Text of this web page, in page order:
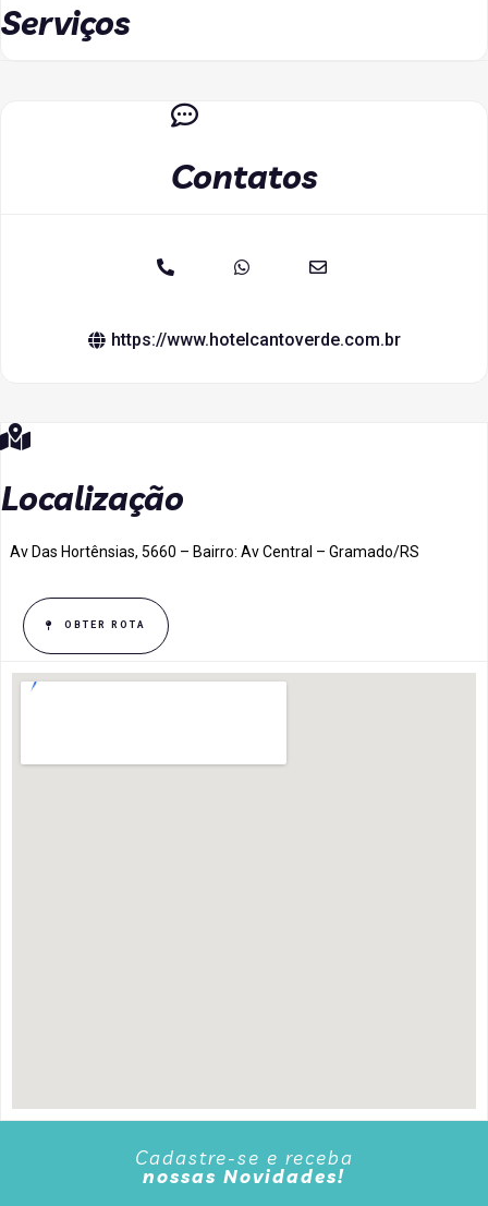
Serviços
Contatos
https://www.hotelcantoverde.com.br
Localização
Av Das Hortênsias, 5660 – Bairro: Av Central – Gramado/RS
OBTER ROTA
Cadastre-se e receba
nossas Novidades!